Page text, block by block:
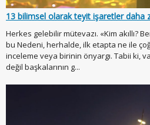
13 bilimsel olarak teyit işaretler daha
Herkes gelebilir mütevazı. «Kim akıllı?
bu Nedeni, herhalde, ilk etapta ne ile
inceleme veya birinin önyargı. Tabii ki,
değil başkalarının g...